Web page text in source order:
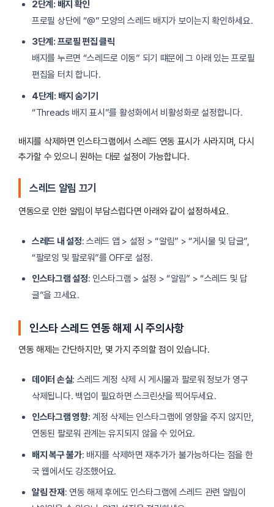
2단계: 배지 확인
프로필 상단에 “@” 모양의 스레드 배지가 보이는지 확인하세요.
3단계: 프로필 편집 클릭
배지를 누르면 “스레드로 이동” 되기 떄문에 그 아래 있는 프로필
편집을 터치 합니다.
4단계: 배지 숨기기
“Threads 배지 표시”를 활성화에서 비활성화로 설정합니다.
배지를 삭제하면 인스타그램에서 스레드 연동 표시가 사라지며, 다시
추가할 수 있으니 원하는 대로 설정이 가능합니다.
스레드 알림 끄기
연동으로 인한 알림이 부담스럽다면 아래와 같이 설정하세요.
스레드 내 설정: 스레드 앱 > 설정 > “알림” > “게시물 및 답글”,
“팔로잉 및 팔로워”를 OFF로 설정.
인스타그램 설정: 인스타그램 > 설정 > “알림” > “스레드 및 답
글”을 끄세요.
인스타 스레드 연동 해제 시 주의사항
연동 해제는 간단하지만, 몇 가지 주의할 점이 있습니다.
데이터 손실: 스레드 계정 삭제 시 게시물과 팔로워 정보가 영구
삭제됩니다. 백업이 필요하면 스크린샷을 찍어두세요.
인스타그램 영향: 계정 삭제는 인스타그램에 영향을 주지 않지만,
연동된 팔로워 관계는 유지되지 않을 수 있어요.
배지 복구 불가: 배지를 삭제하면 재추가가 불가능하다는 점을 한
국 웹에서도 강조했어요.
알림 잔재: 연동 해제 후에도 인스타그램에 스레드 관련 알림이